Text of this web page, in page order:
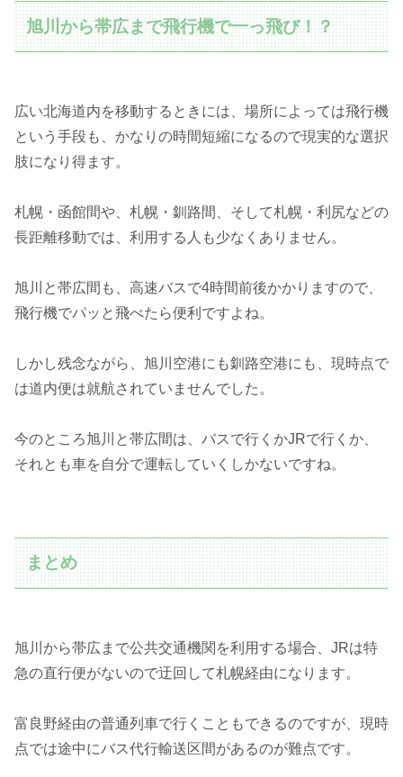
旭川から帯広まで飛行機で一っ飛び！？
広い北海道内を移動するときには、場所によっては飛行機
という手段も、かなりの時間短縮になるので現実的な選択
肢になり得ます。
札幌・函館間や、札幌・釧路間、そして札幌・利尻などの
長距離移動では、利用する人も少なくありません。
旭川と帯広間も、高速バスで4時間前後かかりますので、
飛行機でパッと飛べたら便利ですよね。
しかし残念ながら、旭川空港にも釧路空港にも、現時点で
は道内便は就航されていませんでした。
今のところ旭川と帯広間は、バスで行くかJRで行くか、
それとも車を自分で運転していくしかないですね。
まとめ
旭川から帯広まで公共交通機関を利用する場合、JRは特
急の直行便がないので迂回して札幌経由になります。
富良野経由の普通列車で行くこともできるのですが、現時
点では途中にバス代行輸送区間があるのが難点です。